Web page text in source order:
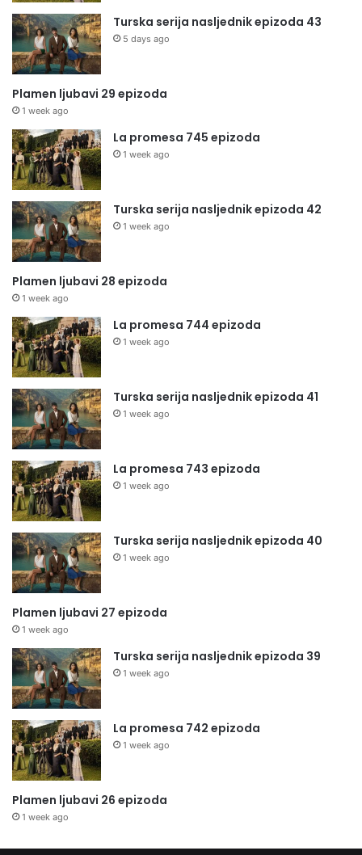
Turska serija nasljednik epizoda 43
5 days ago
Plamen ljubavi 29 epizoda
1 week ago
La promesa 745 epizoda
1 week ago
Turska serija nasljednik epizoda 42
1 week ago
Plamen ljubavi 28 epizoda
1 week ago
La promesa 744 epizoda
1 week ago
Turska serija nasljednik epizoda 41
1 week ago
La promesa 743 epizoda
1 week ago
Turska serija nasljednik epizoda 40
1 week ago
Plamen ljubavi 27 epizoda
1 week ago
Turska serija nasljednik epizoda 39
1 week ago
La promesa 742 epizoda
1 week ago
Plamen ljubavi 26 epizoda
1 week ago